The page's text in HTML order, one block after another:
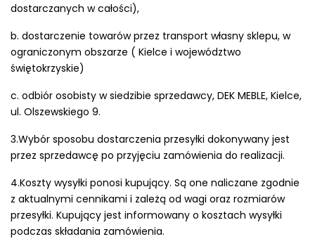
dostarczanych w całości),
b. dostarczenie towarów przez transport własny sklepu, w
ograniczonym obszarze ( Kielce i województwo
świętokrzyskie)
c. odbiór osobisty w siedzibie sprzedawcy, DEK MEBLE, Kielce,
ul. Olszewskiego 9.
3.Wybór sposobu dostarczenia przesyłki dokonywany jest
przez sprzedawcę po przyjęciu zamówienia do realizacji.
4.Koszty wysyłki ponosi kupujący. Są one naliczane zgodnie
z aktualnymi cennikami i zależą od wagi oraz rozmiarów
przesyłki. Kupujący jest informowany o kosztach wysyłki
podczas składania zamówienia.